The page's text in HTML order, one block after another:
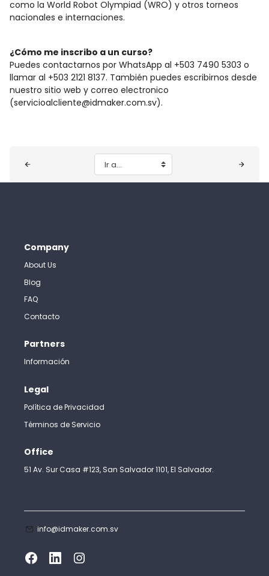
como la World Robot Olympiad (WRO) y otros torneos
nacionales e internaciones.
¿Cómo me inscribo a un curso?
Puedes contactarnos por WhatsApp al +503 7490 5303 o
llamar al +503 2121 8137. También puedes escribirnos desde
nuestro sitio web y correo electronico
(servicioalcliente@idmaker.com.sv).
Ir a...
Company
About Us
Blog
FAQ
Contacto
Partners
Información
Legal
Política de Privacidad
Términos de Servicio
Office
51 Av. Sur Casa #123, San Salvador 1101, El Salvador.
info@idmaker.com.sv